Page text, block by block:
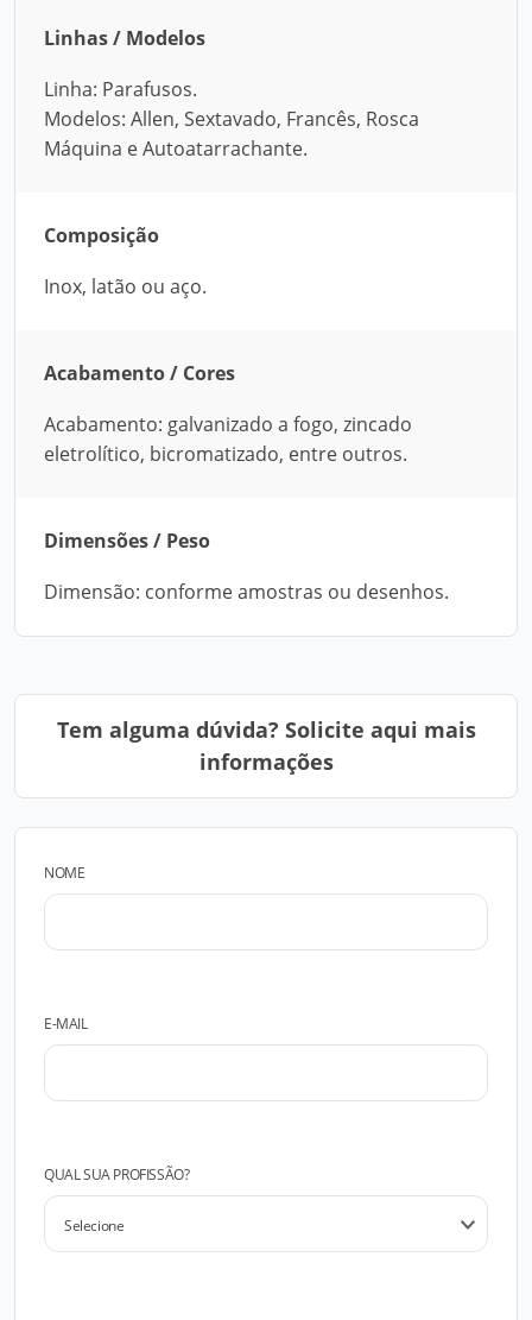
Linhas / Modelos
Linha: Parafusos.
Modelos: Allen, Sextavado, Francês, Rosca
Máquina e Autoatarrachante.
Composição
Inox, latão ou aço.
Acabamento / Cores
Acabamento: galvanizado a fogo, zincado
eletrolítico, bicromatizado, entre outros.
Dimensões / Peso
Dimensão: conforme amostras ou desenhos.
Tem alguma dúvida? Solicite aqui mais
informações
NOME
E-MAIL
QUAL SUA PROFISSÃO?